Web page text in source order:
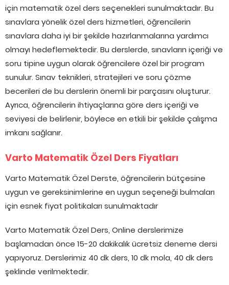
için matematik özel ders seçenekleri sunulmaktadır. Bu
sınavlara yönelik özel ders hizmetleri, öğrencilerin
sınavlara daha iyi bir şekilde hazırlanmalarına yardımcı
olmayı hedeflemektedir. Bu derslerde, sınavların içeriği ve
soru tipine uygun olarak öğrencilere özel bir program
sunulur. Sınav teknikleri, stratejileri ve soru çözme
becerileri de bu derslerin önemli bir parçasını oluşturur.
Ayrıca, öğrencilerin ihtiyaçlarına göre ders içeriği ve
seviyesi de belirlenir, böylece en etkili bir şekilde çalışma
imkanı sağlanır.
Varto Matematik Özel Ders Fiyatları
Varto Matematik Özel Derste, öğrencilerin bütçesine
uygun ve gereksinimlerine en uygun seçeneği bulmaları
için esnek fiyat politikaları sunulmaktadır
Varto Matematik Özel Ders, Online derslerimize
başlamadan önce 15-20 dakikalık ücretsiz deneme dersi
yapıyoruz. Derslerimiz 40 dk ders, 10 dk mola, 40 dk ders
şeklinde verilmektedir.